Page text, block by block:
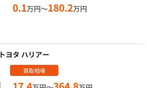
0.1万円～180.2万円
トヨタ ハリアー
買取相場